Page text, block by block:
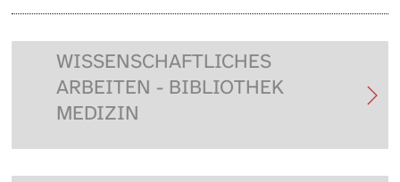
WISSENSCHAFTLICHES
ARBEITEN - BIBLIOTHEK
MEDIZIN